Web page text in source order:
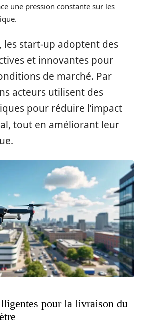
une pression constante sur les
les start-up adoptent des
et innovantes pour
de marché. Par
acteurs utilisent des
pour réduire l’impact
tout en améliorant leur
pour la livraison du